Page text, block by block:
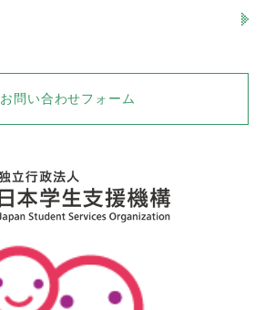
お問い合わせフォーム